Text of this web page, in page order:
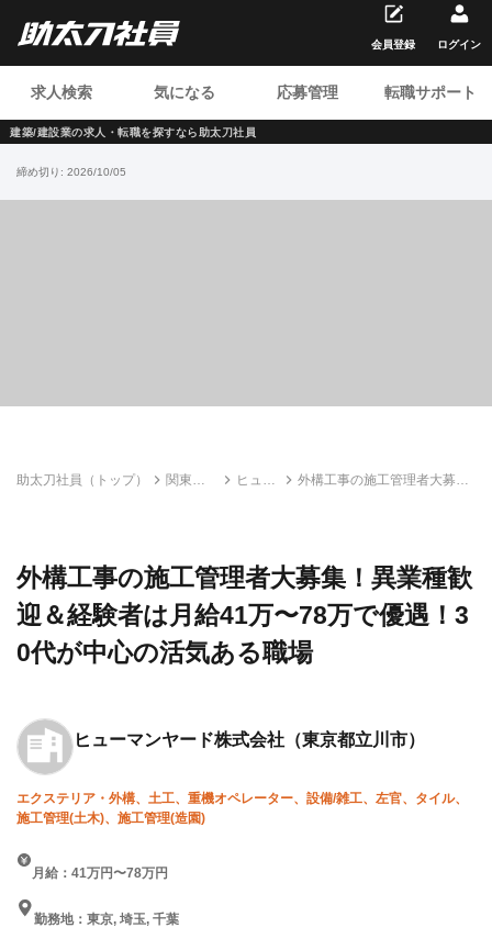
建築/建設業の求人・転職を探すなら助太刀社員
求人検索 気になる 応募管理 転職サポート
会員登録 ログイン
締め切り: 2026/10/05
助太刀社員（トップ）
関東の
ヒュー
外構工事の施工管理者大募
外構工事の施工管理者大募集！異業種歓
迎＆経験者は月給41万〜78万で優遇！3
0代が中心の活気ある職場
ヒューマンヤード株式会社 （東京都立川市）
エクステリア・外構、土工、重機オペレーター、設備/雑工、左官、タイル、
施工管理(土木)、施工管理(造園)
月給：41万円〜78万円
勤務地：東京, 埼玉, 千葉